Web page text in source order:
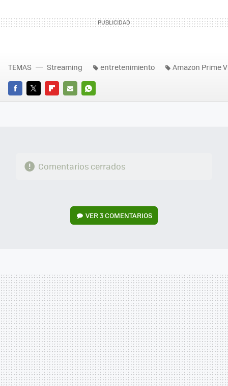
FACEBOOK
TWITTERFLIPBOARD
E-
WHATSAPP
TEMAS Streaming entretenimiento Amazon Prime
Comentarios cerrados
VER3 COMENTARIOS